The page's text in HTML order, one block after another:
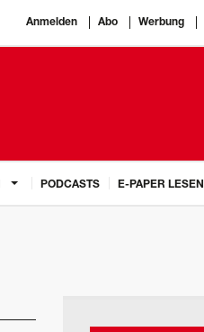
Anmelden Abo Werbung
PODCASTS E-PAPER LESEN